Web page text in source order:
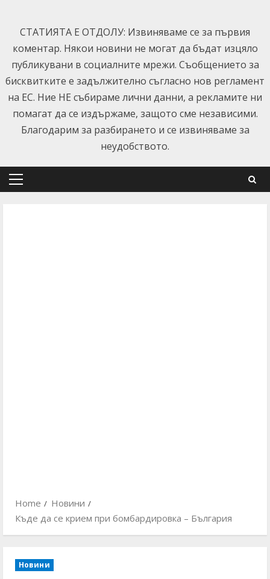
content
СТАТИЯТА Е ОТДОЛУ: Извиняваме се за първия
коментар. Някои новини не могат да бъдат изцяло
публикувани в социалните мрежи. Съобщението за
бисквитките е задължително съгласно нов регламент
на ЕС. Ние НЕ събираме лични данни, а рекламите ни
помагат да се издържаме, защото сме независими.
Благодарим за разбирането и се извиняваме за
неудобството.
Primary
Home
Новини
Къде да се крием при бомбардировка – България
Новини